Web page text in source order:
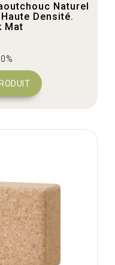
Naturel
Densité.
Mat